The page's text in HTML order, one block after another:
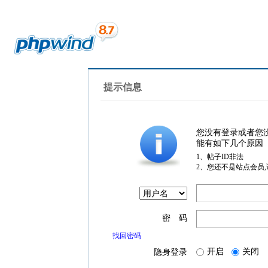
提示信息
您没有登录或者您
能有如下几个原因
1、帖子ID非法
2、您还不是站点会员
密 码
找回密码
隐身登录 开启 关闭